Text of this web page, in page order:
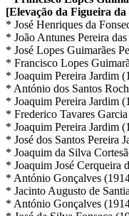
[Elevação da Figueira
* José Henriques da
* João Antunes Pereira
* José Lopes Guimarães
* Francisco Lopes
* Joaquim Pereira Jardim
* António dos Santos
* Joaquim Pereira Jardim
* Frederico Tavares
* Joaquim Pereira Jardim
* José dos Santos Pereira
* Joaquim da Silva
* Joaquim José Cerqueira
* António Gonçalves
* Jacinto Augusto de
* António Gonçalves